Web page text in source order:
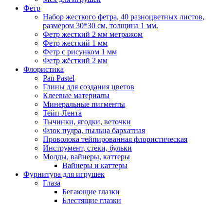
Фетр
Набор жесткого фетра, 40 разноцветных листов,
размером 30*30 см, толщина 1 мм.
Фетр жесткий 2 мм метражом
Фетр жесткий 1 мм
Фетр с рисунком 1 мм
Фетр жёсткий 2 мм
Флористика
Pan Pastel
Глины для создания цветов
Клеевые материалы
Минеральные пигменты
Тейп-Лента
Тычинки, ягодки, веточки
Флок пудра, пыльца бархатная
Проволока тейпированная флористическая
Инструмент, стеки, бульки
Молды, вайнеры, каттеры
Вайнеры и каттеры
Фурнитура для игрушек
Глаза
Бегающие глазки
Блестящие глазки